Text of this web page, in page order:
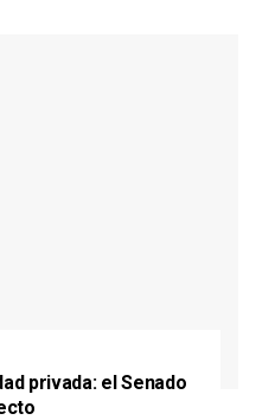
privada: el Senado